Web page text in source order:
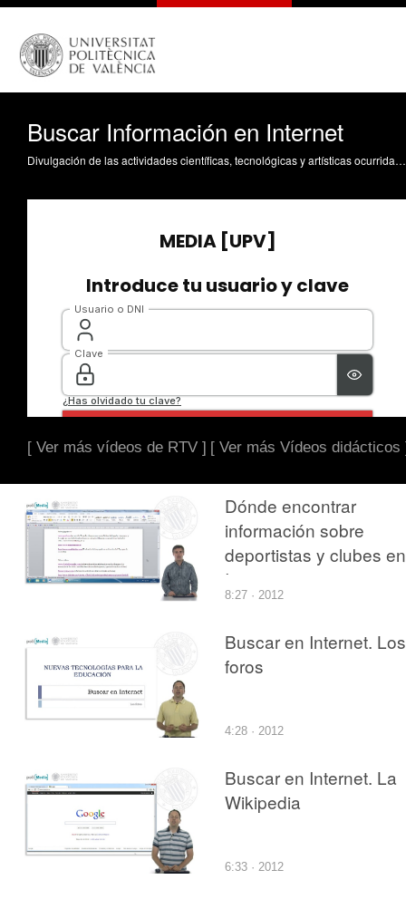
Buscar Información en Internet
Divulgación de las actividades científicas, tecnológicas y artísticas ocurridas en los tres campus de la UPV
[ Ver más vídeos de RTV ] [ Ver más Vídeos didácticos
Dónde encontrar
información sobre
deportistas y clubes en
Internet
8:27 · 2012
Buscar en Internet. Los
foros
4:28 · 2012
Buscar en Internet. La
Wikipedia
6:33 · 2012